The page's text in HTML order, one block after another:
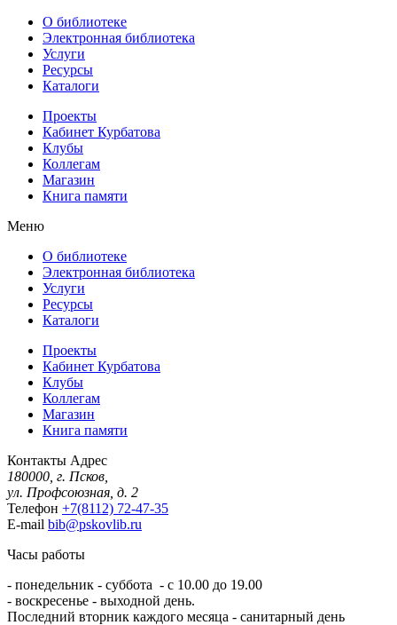
О библиотеке
Электронная библиотека
Услуги
Ресурсы
Каталоги
Проекты
Кабинет Курбатова
Клубы
Коллегам
Магазин
Книга памяти
Меню
О библиотеке
Электронная библиотека
Услуги
Ресурсы
Каталоги
Проекты
Кабинет Курбатова
Клубы
Коллегам
Магазин
Книга памяти
Контакты Адрес
180000, г. Псков,
ул. Профсоюзная, д. 2
Телефон +7(8112) 72-47-35
E-mail bib@pskovlib.ru
Часы работы
- понедельник - суббота - с 10.00 до 19.00
- воскресенье - выходной день.
Последний вторник каждого месяца - санитарный день